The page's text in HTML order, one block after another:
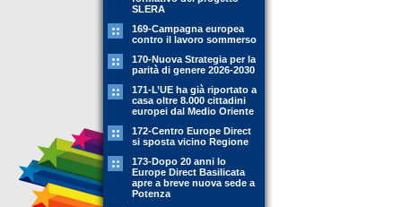
SLERA
169-Campagna europea
contro il lavoro sommerso
170-Nuova Strategia per la
parità di genere 2026-2030
171-L’UE ha già riportato a
casa oltre 8.000 cittadini
europei dal Medio Oriente
172-Centro Europe Direct
si sposta vicino Regione
173-Dopo 20 anni lo
Europe Direct Basilicata
apre a breve nuova sede a
Potenza